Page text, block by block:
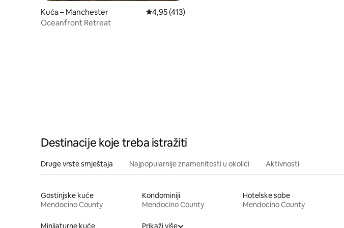
Kuća – Manchester Prosječna ocjena: 4,95/5, recenzija: 413
4,95 (413)
Oceanfront Retreat
Destinacije koje treba istražiti
Druge vrste smještaja Najpopularnije znamenitosti u okolici Aktivnosti
Gostinjske kuće
Mendocino County
Kondominiji
Mendocino County
Hotelske sobe
Mendocino County
Minijaturne kuće Prikaži više